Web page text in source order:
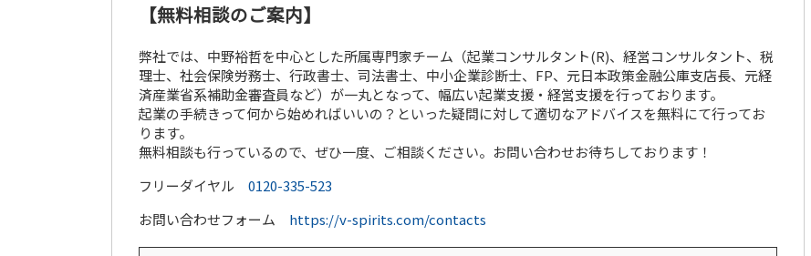
【無料相談のご案内】
弊社では、中野裕哲を中心とした所属専門家チーム（起業コンサルタント(R)、経営コンサルタント、税
理士、社会保険労務士、行政書士、司法書士、中小企業診断士、FP、元日本政策金融公庫支店長、元経
済産業省系補助金審査員など）が一丸となって、幅広い起業支援・経営支援を行っております。
起業の手続きって何から始めればいいの？といった疑問に対して適切なアドバイスを無料にて行ってお
ります。
無料相談も行っているので、ぜひ一度、ご相談ください。お問い合わせお待ちしております！
フリーダイヤル 0120-335-523
お問い合わせフォーム https://v-spirits.com/contacts